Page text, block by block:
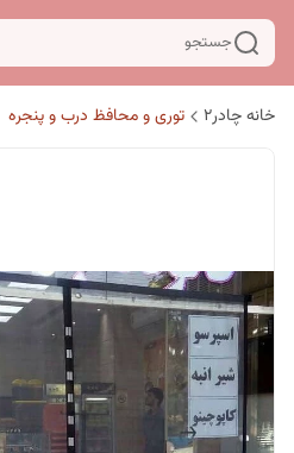
جستجو
خانه چادر۲ توری و محافظ درب و پنجره